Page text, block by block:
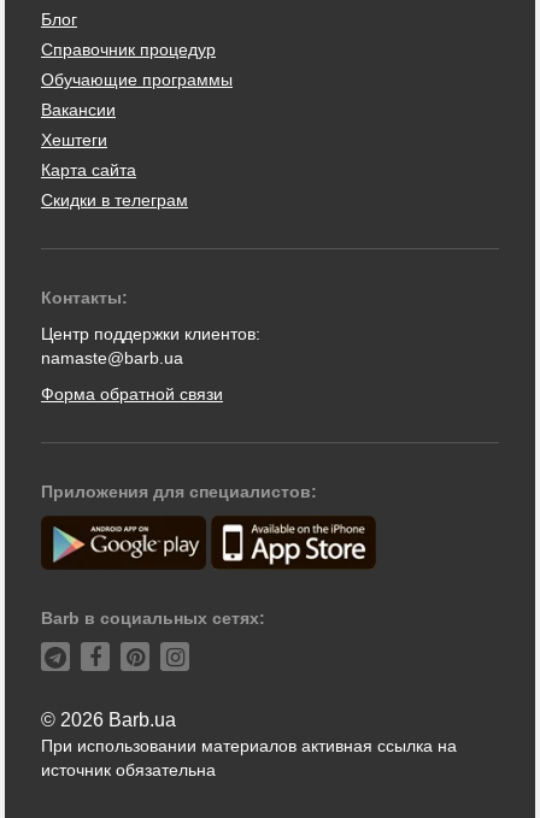
Блог
Справочник процедур
Обучающие программы
Вакансии
Хештеги
Карта сайта
Скидки в телеграм
Контакты:
Центр поддержки клиентов:
namaste@barb.ua
Форма обратной связи
Приложения для специалистов:
Barb в социальных сетях:
© 2026 Barb.ua
При использовании материалов активная ссылка на
источник обязательна